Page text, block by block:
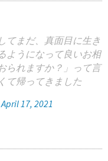
てまだ、真面目に生き
ようになって良いお相
られますか？」って言
て帰ってきました
April 17, 2021